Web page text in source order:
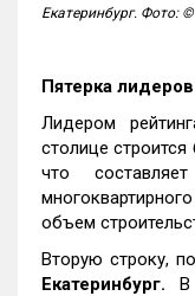
Екатеринбург. Фото:
Пятерка лидеров
Лидером
столице
что
объем
Вторую строку,
Екатеринбург. В